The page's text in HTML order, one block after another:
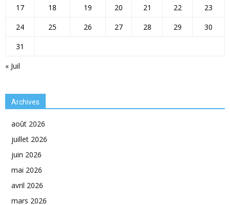
« Juil
17
18 19 20 21 22
23
24
25 26 27 28 29
30
31
Archives
août 2026
juillet 2026
juin 2026
mai 2026
avril 2026
mars 2026